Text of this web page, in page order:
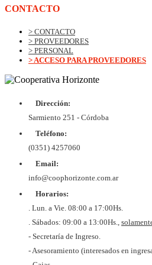
CONTACTO
> CONTACTO
> PROVEEDORES
> PERSONAL
> ACCESO PARA PROVEEDORES
Dirección:
Sarmiento 251 - Córdoba
Teléfono:
(0351) 4257060
Email:
info@coophorizonte.com.ar
Horarios:
. Lun. a Vie. 08:00 a 17:00Hs.
. Sábados: 09:00 a 13:00Hs.,
- Secretaría de Ingreso.
- Asesoramiento (interesados en